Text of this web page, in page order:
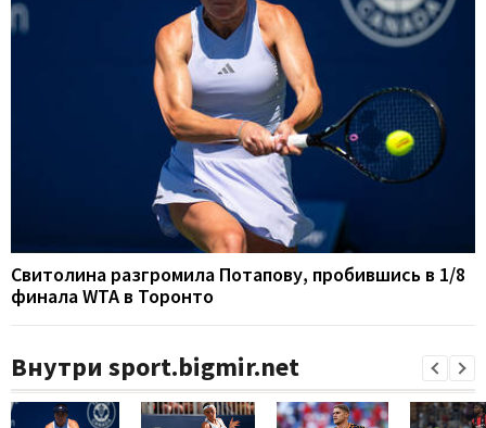
Свитолина разгромила Потапову, пробившись в 1/8
финала WTA в Торонто
Внутри sport.bigmir.net